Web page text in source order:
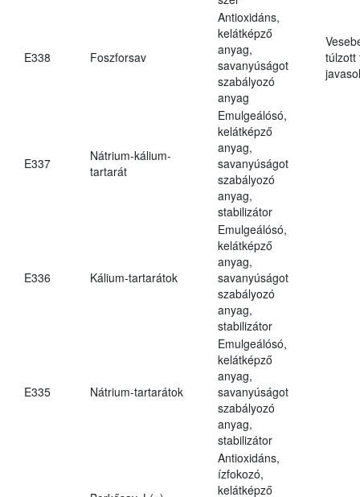
E338 Foszforsav
Antioxidáns,
kelátképző
anyag,
savanyúságot
szabályozó
anyag
túlzott
E337
Nátrium-kálium-
tartarát
Emulgeálósó,
kelátképző
anyag,
savanyúságot
szabályozó
anyag,
stabilizátor
E336 Kálium-tartarátok
Emulgeálósó,
kelátképző
anyag,
savanyúságot
szabályozó
anyag,
stabilizátor
E335 Nátrium-tartarátok
Emulgeálósó,
kelátképző
anyag,
savanyúságot
szabályozó
anyag,
stabilizátor
Antioxidáns,
ízfokozó,
kelátképző